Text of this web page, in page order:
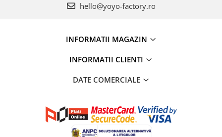
hello@yoyo-factory.ro
INFORMATII MAGAZIN
INFORMATII CLIENTI
DATE COMERCIALE